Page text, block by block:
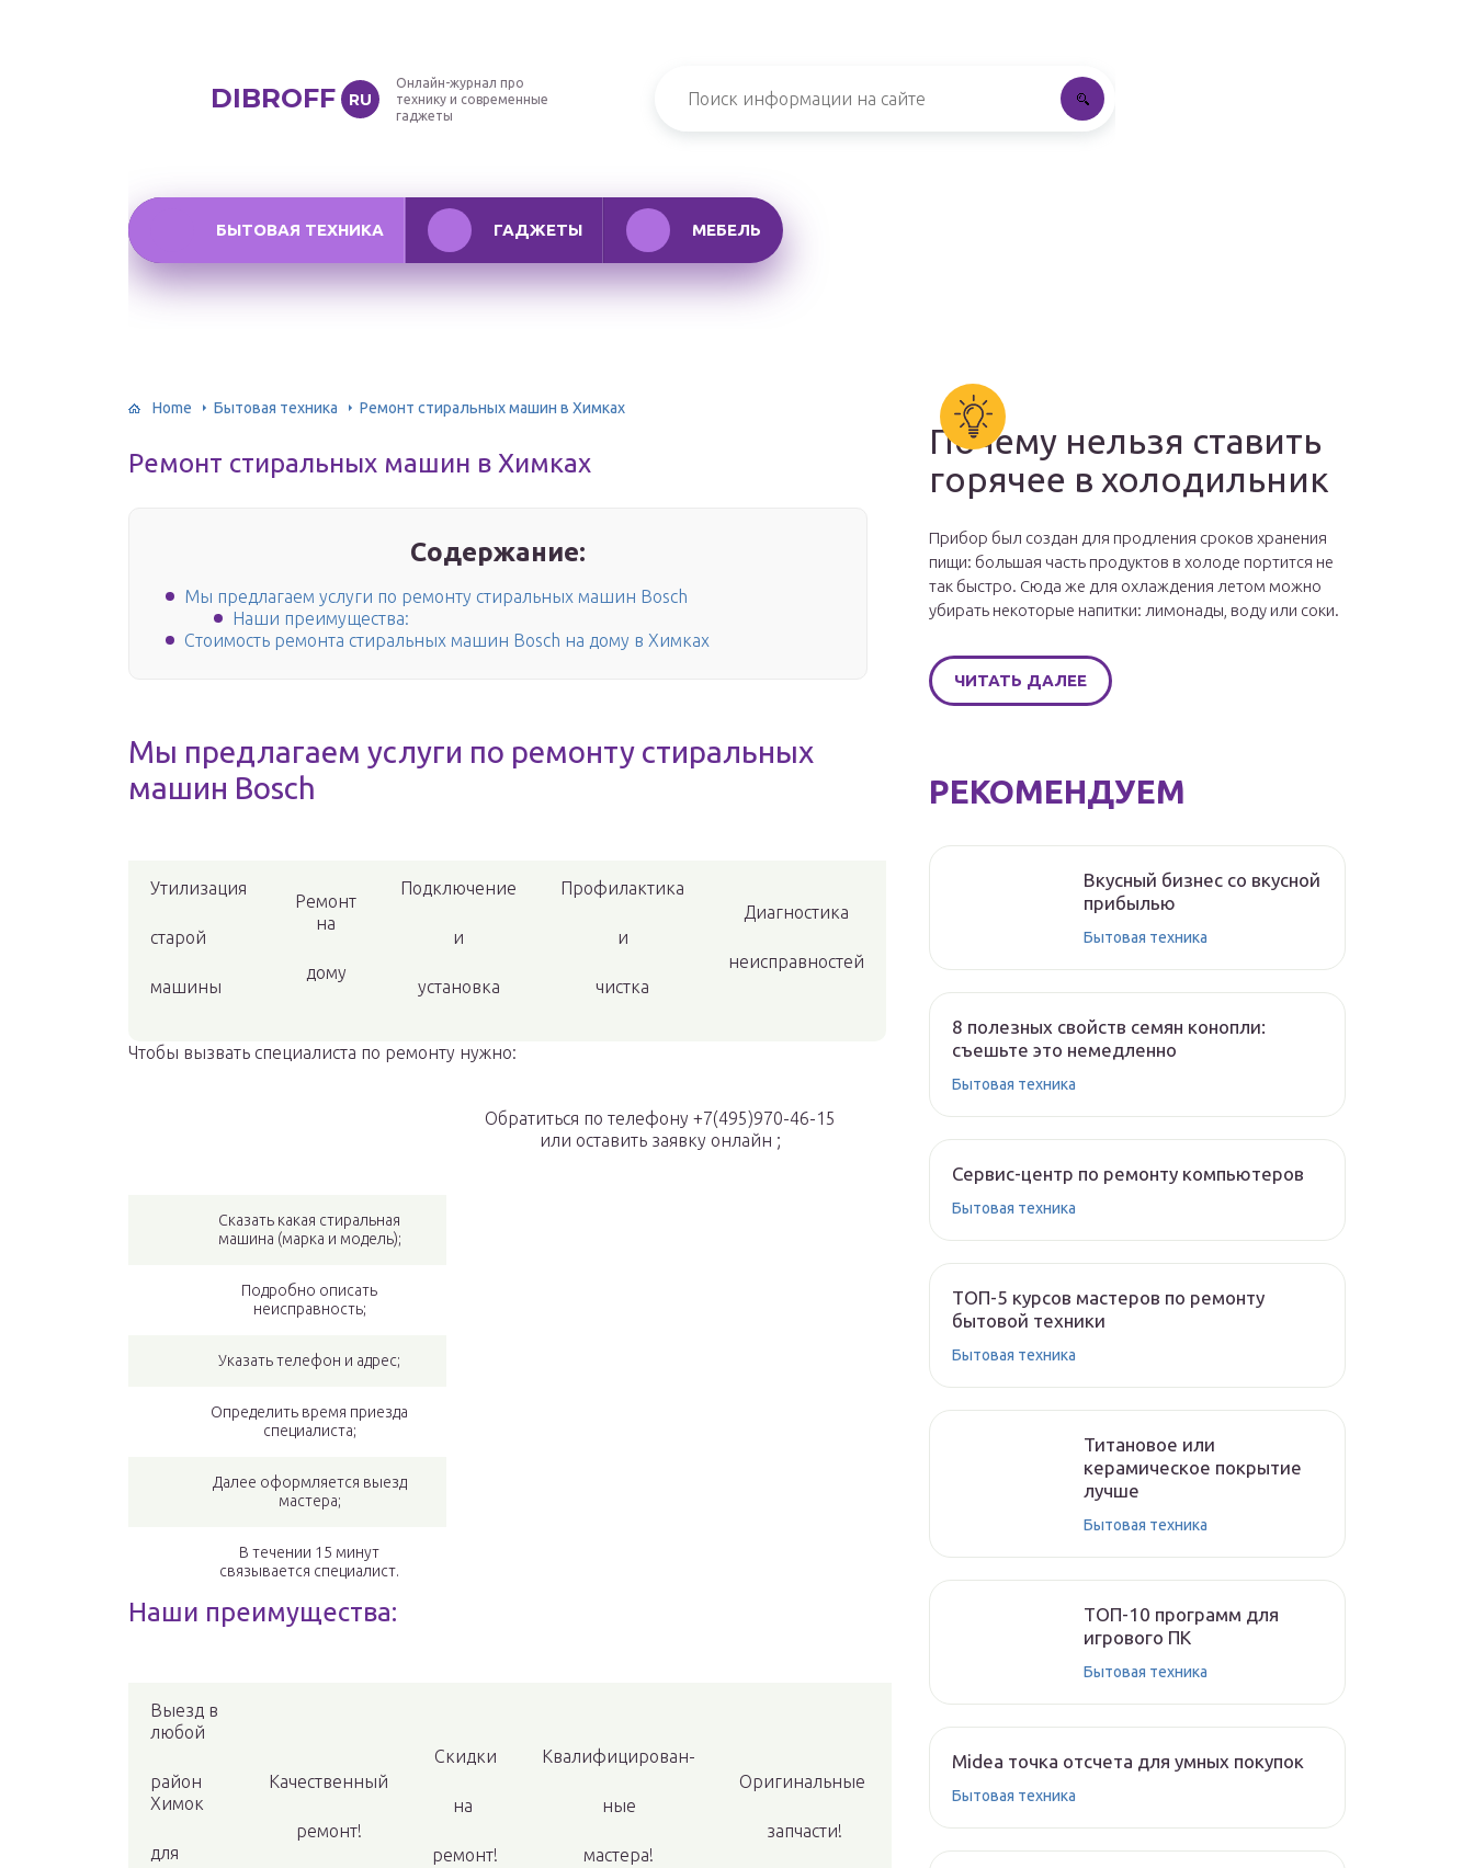
DIBROFF RU
Онлайн-журнал про
технику и современные
гаджеты
БЫТОВАЯ ТЕХНИКА ГАДЖЕТЫ МЕБЕЛЬ
Home Бытовая техника Ремонт стиральных машин в Химках
Ремонт стиральных машин в Химках
Содержание:
Мы предлагаем услуги по ремонту стиральных машин Bosch
Наши преимущества:
Стоимость ремонта стиральных машин Bosch на дому в Химках
Мы предлагаем услуги по ремонту стиральных
машин Bosch
Утилизация
старой
машины
Ремонт
на
дому
Подключение
и
установка
Профилактика
и
чистка
Диагностика
неисправностей
Чтобы вызвать специалиста по ремонту нужно:
Обратиться по телефону +7(495)970-46-15
или оставить заявку онлайн ;
Сказать какая стиральная
машина (марка и модель);
Подробно описать
неисправность;
Указать телефон и адрес;
Определить время приезда
специалиста;
Далее оформляется выезд
мастера;
В течении 15 минут
связывается специалист.
Наши преимущества:
Выезд в
любой
район
Химок
для
Качественный
ремонт!
Скидки
на
ремонт!
Квалифицирован-
ные
мастера!
Оригинальные
запчасти!
Почему нельзя ставить
горячее в холодильник
Прибор был создан для продления сроков хранения
пищи: большая часть продуктов в холоде портится не
так быстро. Сюда же для охлаждения летом можно
убирать некоторые напитки: лимонады, воду или соки.
ЧИТАТЬ ДАЛЕЕ
РЕКОМЕНДУЕМ
Вкусный бизнес со вкусной
прибылью
Бытовая техника
8 полезных свойств семян конопли:
съешьте это немедленно
Бытовая техника
Сервис-центр по ремонту компьютеров
Бытовая техника
ТОП-5 курсов мастеров по ремонту
бытовой техники
Бытовая техника
Титановое или
керамическое покрытие
лучше
Бытовая техника
ТОП-10 программ для
игрового ПК
Бытовая техника
Midea точка отсчета для умных покупок
Бытовая техника